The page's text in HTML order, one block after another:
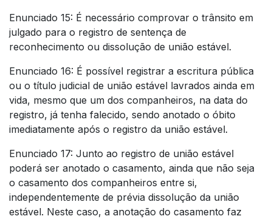
Enunciado 15: É necessário comprovar o trânsito em
julgado para o registro de sentença de
reconhecimento ou dissolução de união estável.
Enunciado 16: É possível registrar a escritura pública
ou o título judicial de união estável lavrados ainda em
vida, mesmo que um dos companheiros, na data do
registro, já tenha falecido, sendo anotado o óbito
imediatamente após o registro da união estável.
Enunciado 17: Junto ao registro de união estável
poderá ser anotado o casamento, ainda que não seja
o casamento dos companheiros entre si,
independentemente de prévia dissolução da união
estável. Neste caso, a anotação do casamento faz